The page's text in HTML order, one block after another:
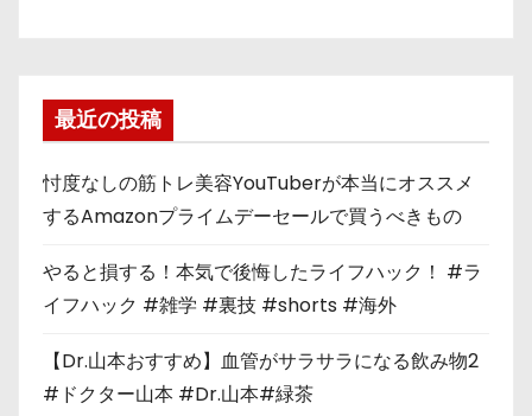
最近の投稿
忖度なしの筋トレ美容YouTuberが本当にオススメ
するAmazonプライムデーセールで買うべきもの
やると損する！本気で後悔したライフハック！ #ラ
イフハック #雑学 #裏技 #shorts #海外
【Dr.山本おすすめ】血管がサラサラになる飲み物2
#ドクター山本 #Dr.山本#緑茶